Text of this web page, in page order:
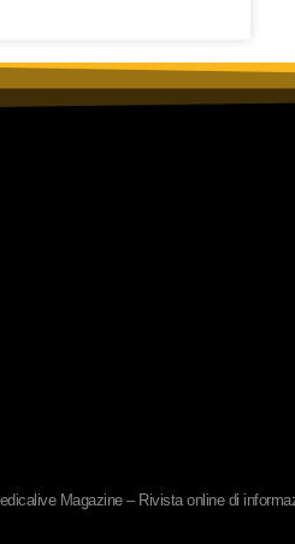
Magazine – Rivista online di